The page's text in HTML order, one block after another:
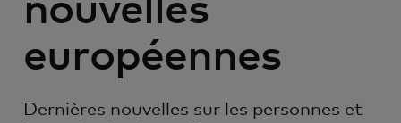
nouvelles
européennes
Dernières nouvelles sur les personnes et